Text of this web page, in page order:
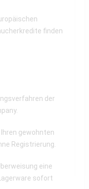
finden
der
gewohnten
Registrierung.
eine
sofort